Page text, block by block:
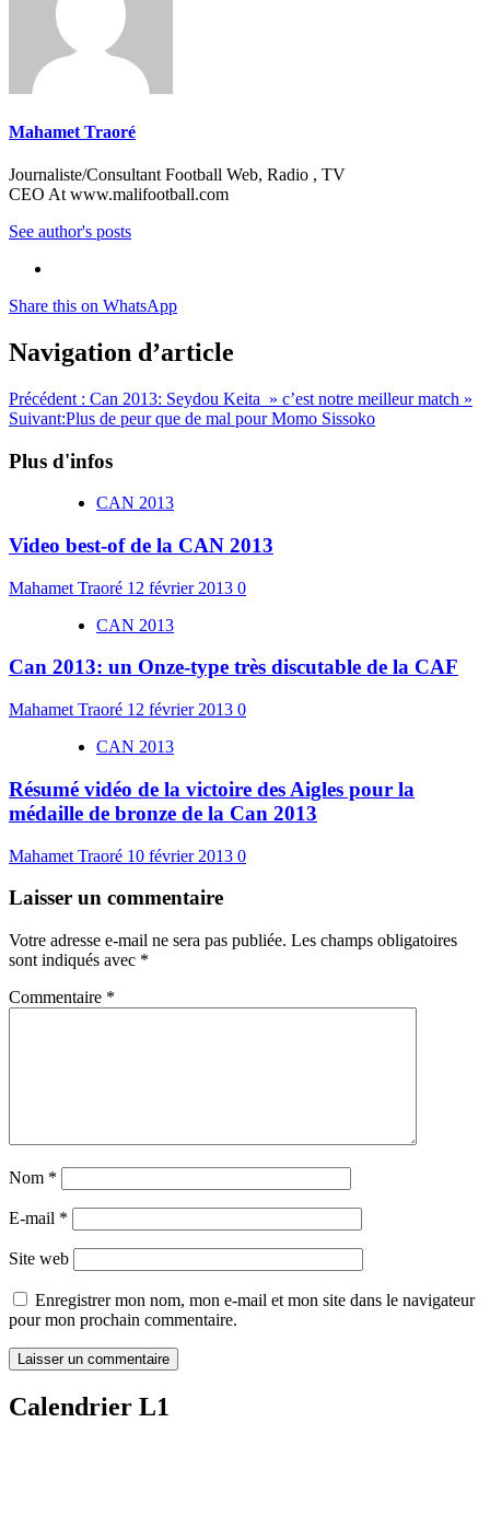
Mahamet Traoré
Journaliste/Consultant Football Web, Radio , TV
CEO At www.malifootball.com
See author's posts
Share this on WhatsApp
Navigation d’article
Précédent : Can 2013: Seydou Keita » c’est notre meilleur match »
Suivant:Plus de peur que de mal pour Momo Sissoko
Plus d'infos
CAN 2013
Video best-of de la CAN 2013
Mahamet Traoré 12 février 2013 0
CAN 2013
Can 2013: un Onze-type très discutable de la CAF
Mahamet Traoré 12 février 2013 0
CAN 2013
Résumé vidéo de la victoire des Aigles pour la
médaille de bronze de la Can 2013
Mahamet Traoré 10 février 2013 0
Laisser un commentaire
Votre adresse e-mail ne sera pas publiée. Les champs obligatoires
sont indiqués avec *
Commentaire *
Nom *
E-mail *
Site web
Enregistrer mon nom, mon e-mail et mon site dans le navigateur
pour mon prochain commentaire.
Calendrier L1